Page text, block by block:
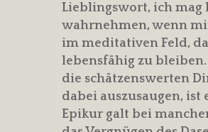
Lieblingswort, ich mag
wahrnehmen, wenn
im meditativen Feld,
lebensfähig zu
die schätzenswerten
dabei auszusaugen, ist
Epikur galt bei